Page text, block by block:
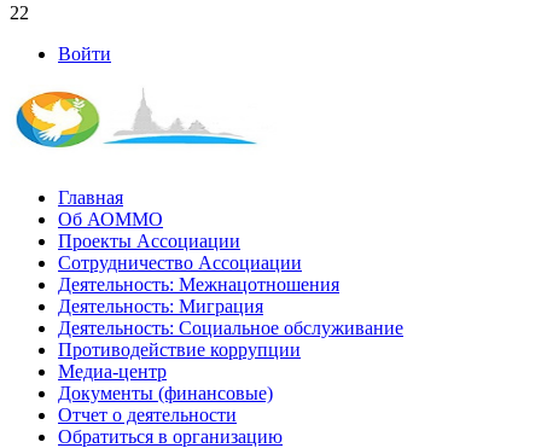
22
Войти
Главная
Об АОММО
Проекты Ассоциации
Сотрудничество Ассоциации
Деятельность: Межнацотношения
Деятельность: Миграция
Деятельность: Социальное обслуживание
Противодействие коррупции
Медиа-центр
Документы (финансовые)
Отчет о деятельности
Обратиться в организацию